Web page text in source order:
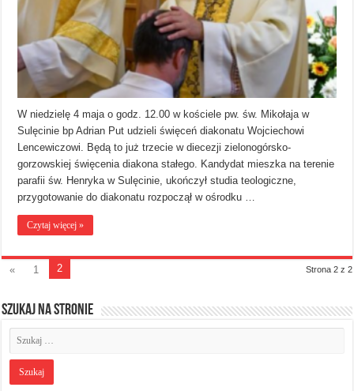
W niedzielę 4 maja o godz. 12.00 w kościele pw. św. Mikołaja w
Sulęcinie bp Adrian Put udzieli święceń diakonatu Wojciechowi
Lencewiczowi. Będą to już trzecie w diecezji zielonogórsko-
gorzowskiej święcenia diakona stałego. Kandydat mieszka na terenie
parafii św. Henryka w Sulęcinie, ukończył studia teologiczne,
przygotowanie do diakonatu rozpoczął w ośrodku …
Czytaj więcej »
Strona 2 z 2
« 1 2
Szukaj na stronie